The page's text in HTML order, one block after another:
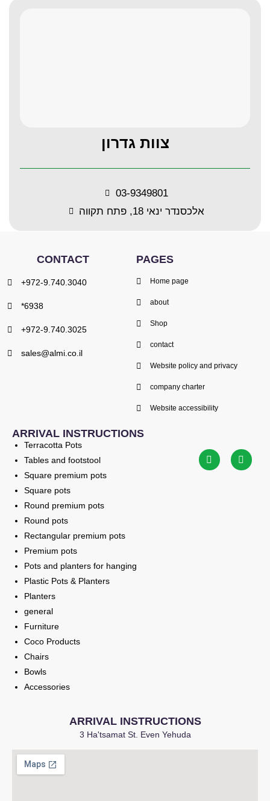
צוות גדרון
03-9349801
אלכסנדר ינאי 18, פתח תקווה
ARRIVAL INSTRUCTIONS
3 Ha'tsamat St. Even Yehuda
ARRIVAL INSTRUCTIONS
Terracotta Pots
Tables and footstool
Square premium pots
Square pots
Round premium pots
Round pots
Rectangular premium pots
Premium pots
Pots and planters for hanging
Plastic Pots & Planters
Planters
general
Furniture
Coco Products
Chairs
Bowls
Accessories
PAGES
Home page
about
Shop
contact
Website policy and privacy
company charter
Website accessibility
CONTACT
+972-9.740.3040
*6938
+972-9.740.3025
sales@almi.co.il